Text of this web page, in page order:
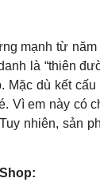
mạnh từ năm
là “thiên
Mặc dù kết
Vì em này có
nhiên, sản